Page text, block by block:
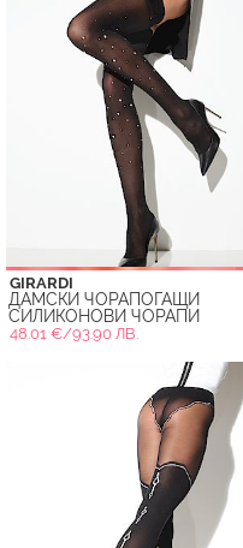
GIRARDI
ДАМСКИ ЧОРАПОГАЩИ
СИЛИКОНОВИ ЧОРАПИ
48.01 €/93.90 ЛВ.